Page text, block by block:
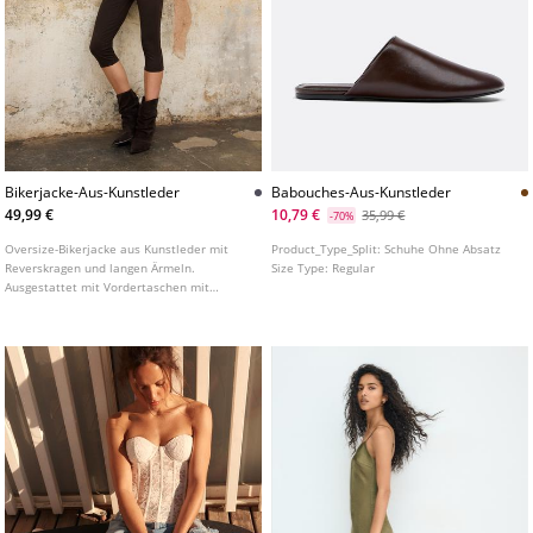
Bikerjacke-Aus-Kunstleder
49,99 €
Oversize-Bikerjacke aus Kunstleder mit
Reverskragen und langen Ärmeln.
Ausgestattet mit Vordertaschen mit
Schlaufen an den Schultern.
Babouches-Aus-Kunstleder
10,79 €
-70% 35,99 €
Product_Type_Split:Schuhe Ohne Absatz
Size Type: Regular